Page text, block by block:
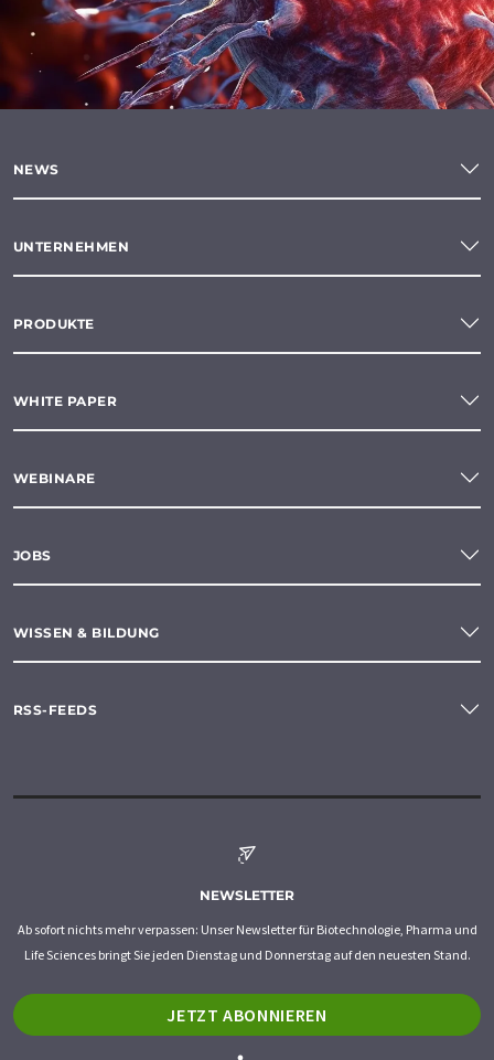
NEWS
UNTERNEHMEN
PRODUKTE
WHITE PAPER
WEBINARE
JOBS
WISSEN & BILDUNG
RSS-FEEDS
NEWSLETTER
Ab sofort nichts mehr verpassen: Unser Newsletter für Biotechnologie, Pharma und
Life Sciences bringt Sie jeden Dienstag und Donnerstag auf den neuesten Stand.
JETZT ABONNIEREN